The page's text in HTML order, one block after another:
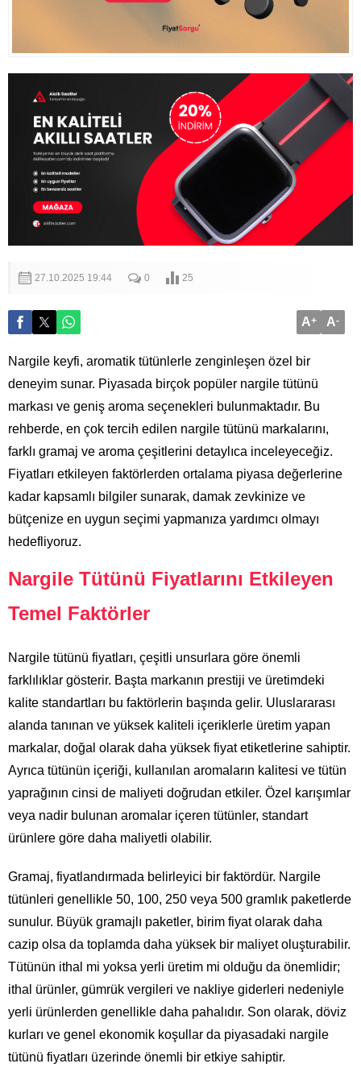
27.10.2025 19:44 0 25
A+ A-
Nargile keyfi, aromatik tütünlerle zenginleşen özel bir
deneyim sunar. Piyasada birçok popüler nargile tütünü
markası ve geniş aroma seçenekleri bulunmaktadır. Bu
rehberde, en çok tercih edilen nargile tütünü markalarını,
farklı gramaj ve aroma çeşitlerini detaylıca inceleyeceğiz.
Fiyatları etkileyen faktörlerden ortalama piyasa değerlerine
kadar kapsamlı bilgiler sunarak, damak zevkinize ve
bütçenize en uygun seçimi yapmanıza yardımcı olmayı
hedefliyoruz.
Nargile Tütünü Fiyatlarını Etkileyen
Temel Faktörler
Nargile tütünü fiyatları, çeşitli unsurlara göre önemli
farklılıklar gösterir. Başta markanın prestiji ve üretimdeki
kalite standartları bu faktörlerin başında gelir. Uluslararası
alanda tanınan ve yüksek kaliteli içeriklerle üretim yapan
markalar, doğal olarak daha yüksek fiyat etiketlerine sahiptir.
Ayrıca tütünün içeriği, kullanılan aromaların kalitesi ve tütün
yaprağının cinsi de maliyeti doğrudan etkiler. Özel karışımlar
veya nadir bulunan aromalar içeren tütünler, standart
ürünlere göre daha maliyetli olabilir.
Gramaj, fiyatlandırmada belirleyici bir faktördür. Nargile
tütünleri genellikle 50, 100, 250 veya 500 gramlık paketlerde
sunulur. Büyük gramajlı paketler, birim fiyat olarak daha
cazip olsa da toplamda daha yüksek bir maliyet oluşturabilir.
Tütünün ithal mi yoksa yerli üretim mi olduğu da önemlidir;
ithal ürünler, gümrük vergileri ve nakliye giderleri nedeniyle
yerli ürünlerden genellikle daha pahalıdır. Son olarak, döviz
kurları ve genel ekonomik koşullar da piyasadaki nargile
tütünü fiyatları üzerinde önemli bir etkiye sahiptir.